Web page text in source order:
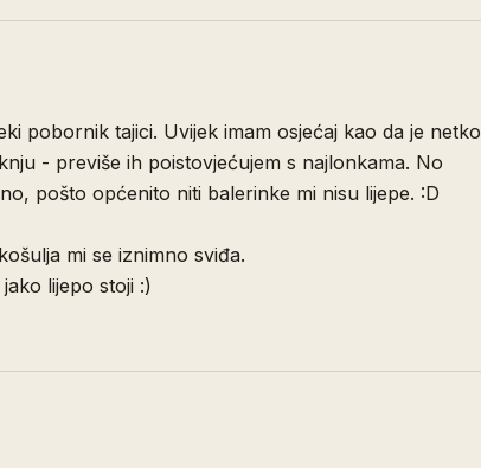
pobornik tajici. Uvijek imam osjećaj kao da je netko
- previše ih poistovjećujem s najlonkama. No
pošto općenito niti balerinke mi nisu lijepe. :D
mi se iznimno sviđa.
lijepo stoji :)